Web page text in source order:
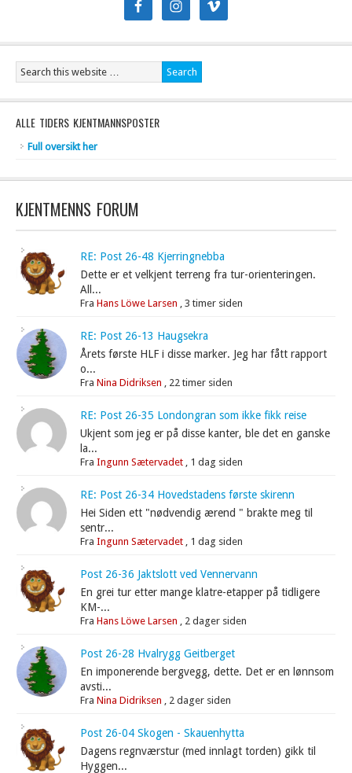
ALLE TIDERS KJENTMANNSPOSTER
Full oversikt her
KJENTMENNS FORUM
RE: Post 26-48 Kjerringnebba
Dette er et velkjent terreng fra tur-orienteringen.
All...
FraHans Löwe Larsen ,3 timer siden
RE: Post 26-13 Haugsekra
Årets første HLF i disse marker. Jeg har fått rapport
o...
FraNina Didriksen , 22 timer siden
RE: Post 26-35 Londongran som ikke fikk reise
Ukjent som jeg er på disse kanter, ble det en ganske
la...
FraIngunn Sætervadet , 1 dag siden
RE: Post 26-34 Hovedstadens første skirenn
Hei Siden ett "nødvendig ærend " brakte meg til
sentr...
FraIngunn Sætervadet , 1 dag siden
Post 26-36 Jaktslott ved Vennervann
En grei tur etter mange klatre-etapper på tidligere
KM-...
FraHans Löwe Larsen , 2 dager siden
Post 26-28 Hvalrygg Geitberget
En imponerende bergvegg, dette. Det er en lønnsom
avsti...
FraNina Didriksen , 2 dager siden
Post 26-04 Skogen - Skauenhytta
Dagens regnværstur (med innlagt torden) gikk til
Hyggen...